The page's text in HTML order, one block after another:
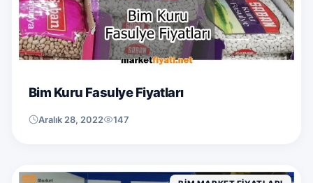
Bim Kuru Fasulye Fiyatları
Aralık 28, 2022 147